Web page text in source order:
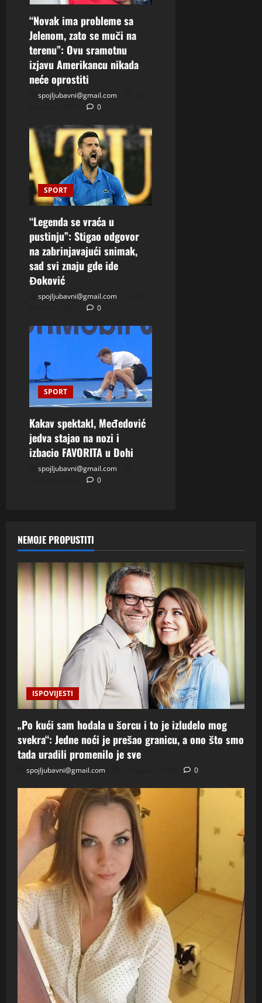
“Novak ima probleme sa
Jelenom, zato se muči na
terenu”: Ovu sramotnu
izjavu Amerikancu nikada
neće oprostiti
spojljubavni@gmail.com
0
SPORT
“Legenda se vraća u
pustinju”: Stigao odgovor
na zabrinjavajući snimak,
sad svi znaju gde ide
Đoković
spojljubavni@gmail.com
0
SPORT
Kakav spektakl, Međedović
jedva stajao na nozi i
izbacio FAVORITA u Dohi
spojljubavni@gmail.com
0
NEMOJE PROPUSTITI
ISPOVIJESTI
„Po kući sam hodala u šorcu i to je izludelo mog
svekra“: Jedne noći je prešao granicu, a ono što smo
tada uradili promenilo je sve
spojljubavni@gmail.com 0